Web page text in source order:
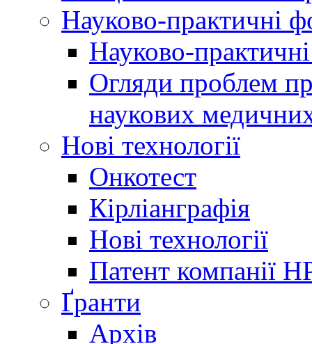
Науково-практичні
Науково-
Огляди проблем
наукових
Нові технології
Онкотест
Кірліанграфія
Нові технології
Патент компанії
Ґранти
Архів